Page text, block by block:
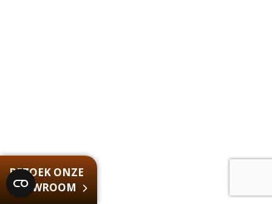
BEZOEK ONZE
SHOWROOM